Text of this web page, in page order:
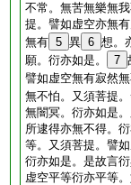
不常。無苦無樂無
提。譬如虚空亦無
無有 5 異 6 想。
願。衍亦如是。
7
譬如虚空無有寂然
無不怕。又須菩提
無闇冥。衍亦如是
所逮得亦無不得。
等。又須菩提。譬
衍亦如是。是故言
虚空平等衍亦平等